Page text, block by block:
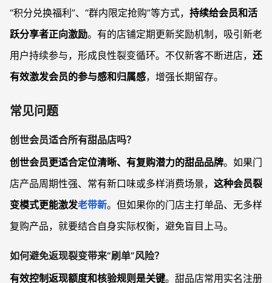
“积分兑换福利”、“群内限定抢购”等方式， 持续给会员和活
跃分享者正向激励。有的店铺定期更新奖励机制，吸引新老
用户持续参与，形成良性裂变循环。不仅新客不断进店， 还
有效激发会员的参与感和归属感，增强长期留存。
常见问题
创世会员适合所有甜品店吗？
创世会员更适合定位清晰、有复购潜力的甜品品牌。如果门
店产品周期性强、常有新口味或多样消费场景， 这种会员裂
变模式更能激发老带新。但如果你的门店主打单品、无多样
复购产品，就要结合自身实际权衡，避免盲目上马。
如何避免返现裂变带来“刷单”风险？
有效控制返现额度和核验规则是关键。甜品店常用实名注册